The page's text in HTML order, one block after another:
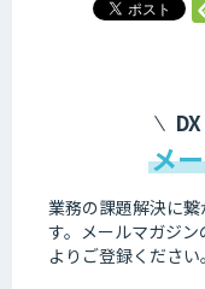
メ
業務の課題解決に
す。 メールマガジ
よりご登録ください